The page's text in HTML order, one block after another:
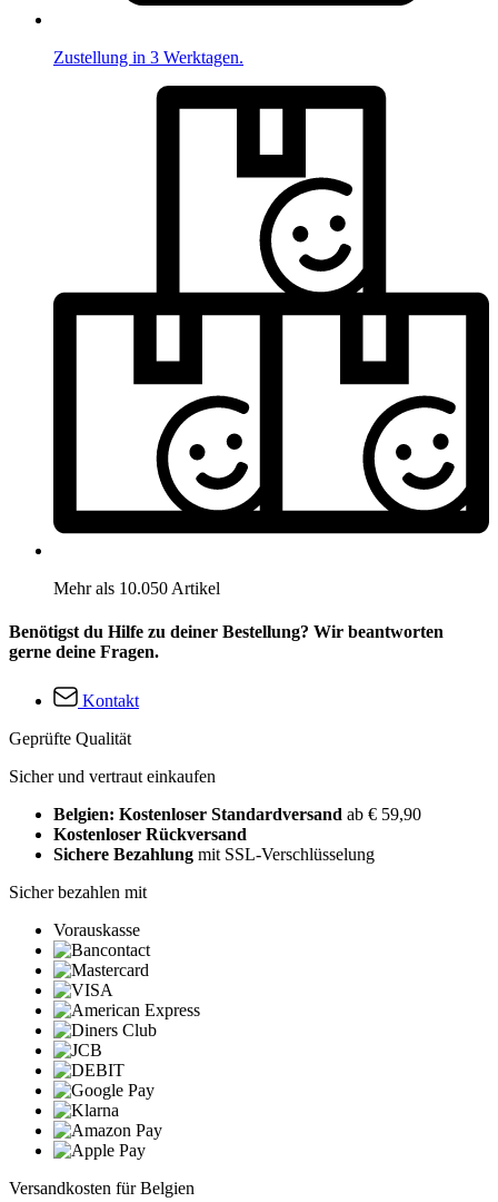
Zustellung in 3 Werktagen.
Mehr als 10.050 Artikel
Benötigst du Hilfe zu deiner Bestellung? Wir beantworten
gerne deine Fragen.
Kontakt
Geprüfte Qualität
Sicher und vertraut einkaufen
Belgien: Kostenloser Standardversand ab € 59,90
Kostenloser Rückversand
Sichere Bezahlung mit SSL-Verschlüsselung
Sicher bezahlen mit
Vorauskasse
Versandkosten für Belgien